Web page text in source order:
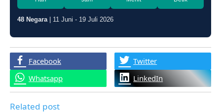
48 Negara| 11 Juni - 19 Juli 2026
Facebook
Twitter
Whatsapp
LinkedIn
Related post